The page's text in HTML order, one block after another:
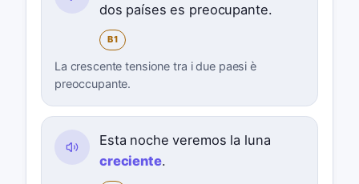
dos países es preocupante.
B1
La crescente tensione tra i due paesi è
preoccupante.
Esta noche veremos la luna
creciente.